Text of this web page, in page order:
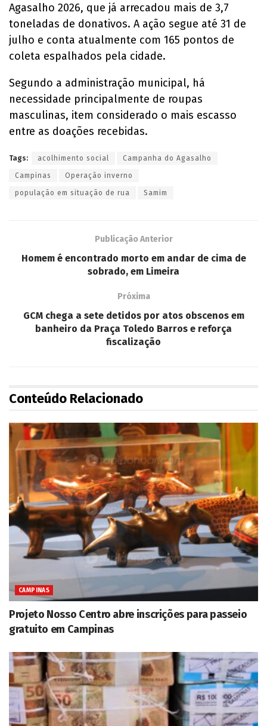
Agasalho 2026, que já arrecadou mais de 3,7
toneladas de donativos. A ação segue até 31 de
julho e conta atualmente com 165 pontos de
coleta espalhados pela cidade.
Segundo a administração municipal, há
necessidade principalmente de roupas
masculinas, item considerado o mais escasso
entre as doações recebidas.
Tags: acolhimento social Campanha do Agasalho
Campinas Operação inverno
população em situação de rua Samim
Publicação Anterior
Homem é encontrado morto em andar de cima de
sobrado, em Limeira
Próxima
GCM chega a sete detidos por atos obscenos em
banheiro da Praça Toledo Barros e reforça
fiscalização
Conteúdo Relacionado
CAMPINAS
Projeto Nosso Centro abre inscrições para passeio
gratuito em Campinas